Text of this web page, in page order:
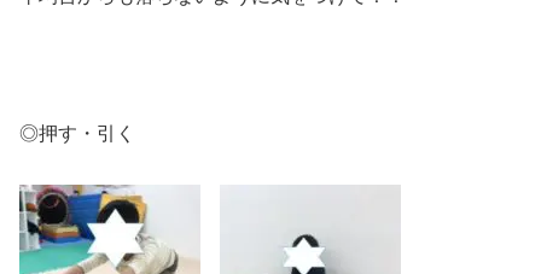
◎押す・引く